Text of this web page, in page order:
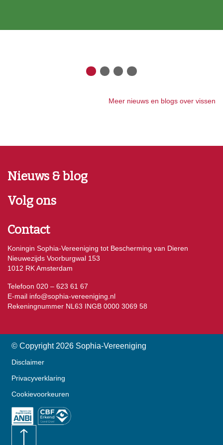
Meer nieuws en blogs over vissen
Nieuws & blog
Volg ons
Contact
Koningin Sophia-Vereeniging tot Bescherming van Dieren
Nieuwezijds Voorburgwal 153
1012 RK Amsterdam
Telefoon 020 – 623 61 67
E-mail info@sophia-vereeniging.nl
Rekeningnummer NL63 INGB 0000 3069 58
© Copyright 2026 Sophia-Vereeniging
Disclaimer
Privacyverklaring
Cookievoorkeuren